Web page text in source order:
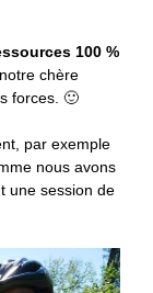
100 %
chère
forces. 🙂
par exemple
nous avons
une session de